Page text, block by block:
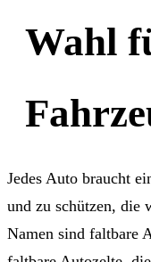
Wahl
Jedes Auto braucht
und zu schützen, die
Namen sind faltbare